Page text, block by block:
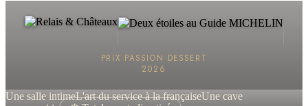
PRIX PASSION DESSERT
2026
Une salle intimeL'art du service à la françaiseUne cave